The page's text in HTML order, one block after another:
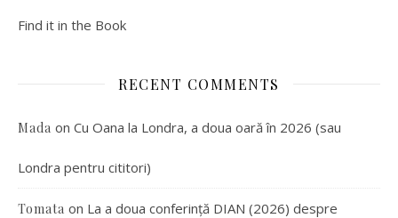
Find it in the Book
RECENT COMMENTS
Mada on Cu Oana la Londra, a doua oară în 2026 (sau
Londra pentru cititori)
Tomata on La a doua conferință DIAN (2026) despre